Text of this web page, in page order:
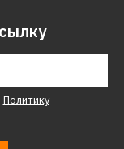
Политику